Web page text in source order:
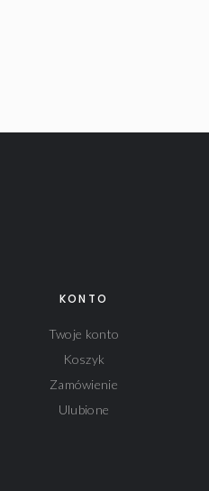
KONTO
Twoje konto
Koszyk
Zamówienie
Ulubione